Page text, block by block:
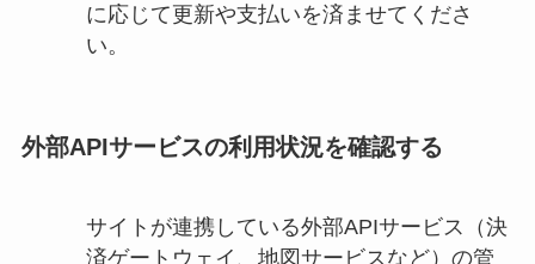
に応じて更新や支払いを済ませてくださ
い。
外部APIサービスの利用状況を確認する
サイトが連携している外部APIサービス（決
済ゲートウェイ、地図サービスなど）の管